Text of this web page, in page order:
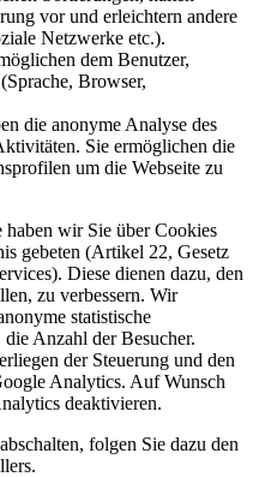
vor und erleichtern andere
Netzwerke etc.).
dem Benutzer,
Browser,
die anonyme Analyse des
Sie ermöglichen die
um die Webseite zu
wir Sie über Cookies
gebeten (Artikel 22, Gesetz
Diese dienen dazu, den
zu verbessern. Wir
statistische
Anzahl der Besucher.
der Steuerung und den
Analytics. Auf Wunsch
deaktivieren.
folgen Sie dazu den